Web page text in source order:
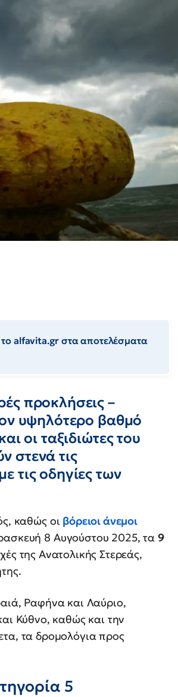
το alfavita.gr στα αποτελέσματα
προκλήσεις –
υψηλότερο βαθμό
οι ταξιδιώτες του
στενά τις
τις οδηγίες των
καθώς οι βόρειοι άνεμοι
8 Αυγούστου 2025, τα 9
της Ανατολικής Στερεάς,
Ραφήνα και Λαύριο,
Κύθνο, καθώς και την
τα δρομολόγια προς
5